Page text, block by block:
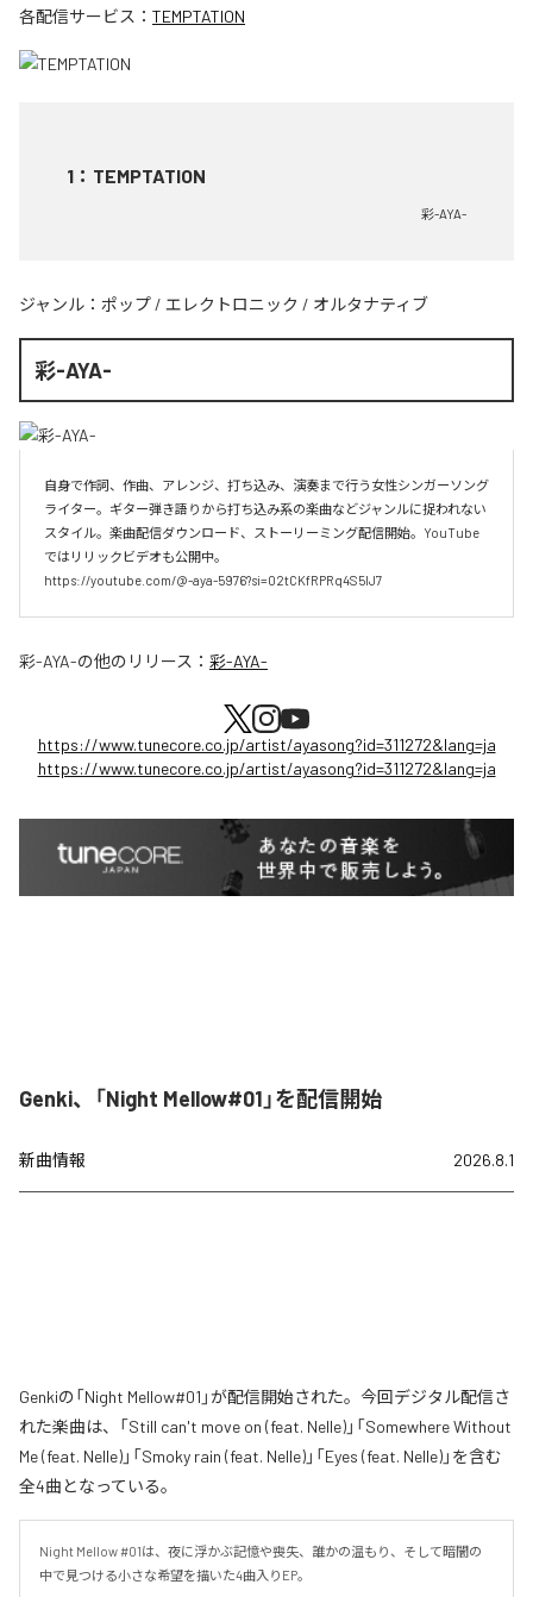
各配信サービス： TEMPTATION
1 ： TEMPTATION
彩-AYA-
ジャンル： ポップ / エレクトロニック / オルタナティブ
彩-AYA-
自身で作詞、作曲、アレンジ、打ち込み、演奏まで行う女性シンガーソング
ライター。ギター弾き語りから打ち込み系の楽曲などジャンルに捉われない
スタイル。楽曲配信ダウンロード、ストーリーミング配信開始。YouTube
ではリリックビデオも公開中。
https://youtube.com/@-aya-5976?si=02tCKfRPRq4S5lJ7
彩-AYA-の他のリリース： 彩-AYA-
https://www.tunecore.co.jp/artist/ayasong?id=311272&lang=ja
https://www.tunecore.co.jp/artist/ayasong?id=311272&lang=ja
Genki、「Night Mellow#01」を配信開始
新曲情報 2026.8.1
Genkiの「Night Mellow#01」が配信開始された。今回デジタル配信さ
れた楽曲は、「Still can't move on (feat. Nelle)」「Somewhere Without
Me (feat. Nelle)」「Smoky rain (feat. Nelle)」「Eyes (feat. Nelle)」を含む
全4曲となっている。
Night Mellow #01は、夜に浮かぶ記憶や喪失、誰かの温もり、そして暗闇の
中で見つける小さな希望を描いた4曲入りEP。